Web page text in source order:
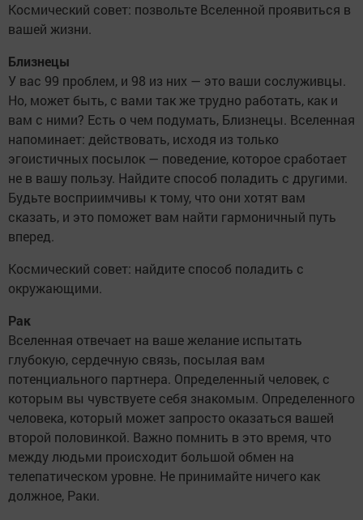
Космический совет: позвольте Вселенной проявиться в
вашей жизни.
Близнецы
У вас 99 проблем, и 98 из них — это ваши сослуживцы.
Но, может быть, с вами так же трудно работать, как и
вам с ними? Есть о чем подумать, Близнецы. Вселенная
напоминает: действовать, исходя из только
эгоистичных посылок — поведение, которое сработает
не в вашу пользу. Найдите способ поладить с другими.
Будьте восприимчивы к тому, что они хотят вам
сказать, и это поможет вам найти гармоничный путь
вперед.
Космический совет: найдите способ поладить с
окружающими.
Рак
Вселенная отвечает на ваше желание испытать
глубокую, сердечную связь, посылая вам
потенциального партнера. Определенный человек, с
которым вы чувствуете себя знакомым. Определенного
человека, который может запросто оказаться вашей
второй половинкой. Важно помнить в это время, что
между людьми происходит большой обмен на
телепатическом уровне. Не принимайте ничего как
должное, Раки.